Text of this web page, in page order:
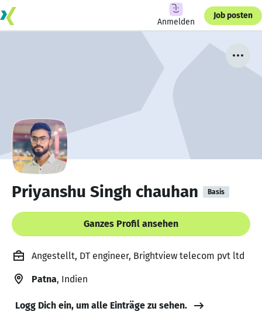
Anmelden
Job posten
Priyanshu Singh chauhan Basis
Ganzes Profil ansehen
Angestellt, DT engineer, Brightview telecom pvt ltd
Patna, Indien
Logg Dich ein, um alle Einträge zu sehen.